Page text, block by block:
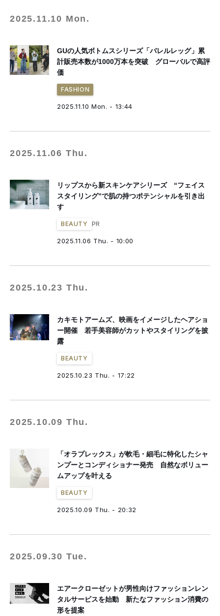
2025.11.10 Mon.
GUの人気ボトムスシリーズ「バレルレッグ」累
計販売本数が1000万本を突破 グローバルで高評
価
FASHION
2025.11.10 Mon. - 13:44
2025.11.06 Thu.
リップスから新スキンケアシリーズ “フェイス
スタイリング”で肌の持つポテンシャルを引き出
す
BEAUTY PR
2025.11.06 Thu. - 10:00
2025.10.23 Thu.
カキモトアームズ、映画をイメージしたヘアショ
ー開催 若手美容師がカットやスタイリングを披
露
BEAUTY
2025.10.23 Thu. - 17:22
2025.10.09 Thu.
「オラプレックス」が軟毛・細毛に特化したシャ
ンプーとコンディショナー発売 自然なボリュー
ムアップを叶える
BEAUTY
2025.10.09 Thu. - 20:32
2025.09.30 Tue.
エアークローゼットが男性向けファッションレン
タルサービスを始動 新たなファッション消費の
形を提案